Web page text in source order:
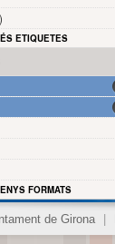
ETIQUETES
FORMATS
de Girona